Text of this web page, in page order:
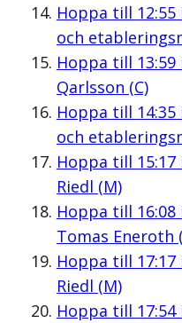
Hoppa till 12:55
och
Hoppa till 13:59
Qarlsson (C)
Hoppa till 14:35
och
Hoppa till 15:17
Riedl (M)
Hoppa till 16:08
Tomas Eneroth
Hoppa till 17:17
Riedl (M)
Hoppa till 17:54